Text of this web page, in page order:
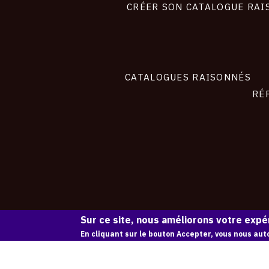
CRÉER SON CATALOGUE
CATALOGUES RAISONNÉS
Sur ce site, nous améliorons votre
En cliquant sur le bouton Accepter, vous nous